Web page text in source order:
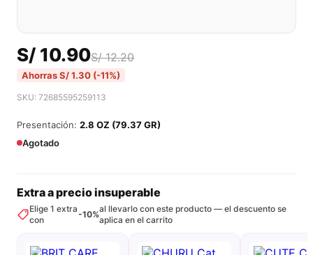
S/ 10.90S/12.20
AhorrasS/1.30 (-11%)
SKU: 72685595259113
Presentación: 2.8 OZ (79.37 GR)
Agotado
Extra a precio insuperable
Elige 1 extra
con
-10%
al llevarlo con este producto — el descuento se
aplica en el carrito